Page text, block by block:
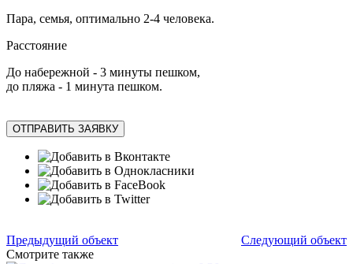
Пара, семья, оптимально 2-4 человека.
Расстояние
До набережной - 3 минуты пешком,
до пляжа - 1 минута пешком.
ОТПРАВИТЬ ЗАЯВКУ
Предыдущий объект
Следующий объект
Смотрите также